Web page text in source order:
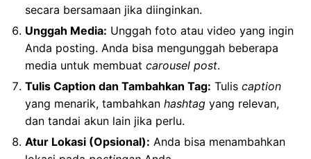
secara bersamaan jika diinginkan.
Unggah Media: Unggah foto atau video yang ingin
Anda posting. Anda bisa mengunggah beberapa
media untuk membuat carousel post.
Tulis Caption dan Tambahkan Tag: Tulis caption
yang menarik, tambahkan hashtag yang relevan,
dan tandai akun lain jika perlu.
Atur Lokasi (Opsional): Anda bisa menambahkan